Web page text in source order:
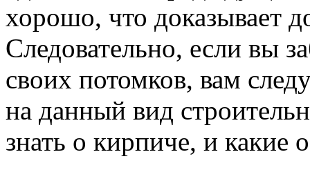
хорошо, что доказывает
Следовательно, если вы
своих потомков, вам
на данный вид
знать о кирпиче, и какие